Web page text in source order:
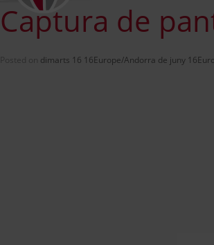
Captura de
Posted on dimarts 16 16Europe/Andorra de juny